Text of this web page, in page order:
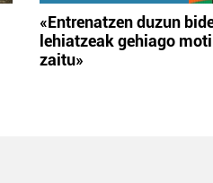
«Entrenatzen duzun
lehiatzeak gehiago
zaitu»